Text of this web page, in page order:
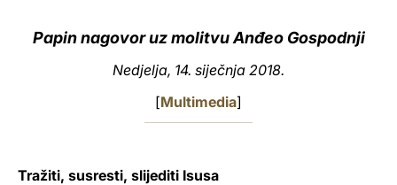
Papin nagovor uz molitvu Anđeo Gospodnji
Nedjelja, 14. siječnja 2018.
[Multimedia]
Tražiti, susresti, slijediti Isusa